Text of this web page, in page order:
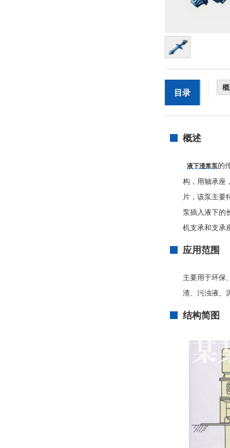
目录
概述
液下渣浆泵的
构，用轴承座
片，该泵主要
泵插入液下的
机支承和支承
应用范围
主要用于环保
渣、污浊液、
结构简图